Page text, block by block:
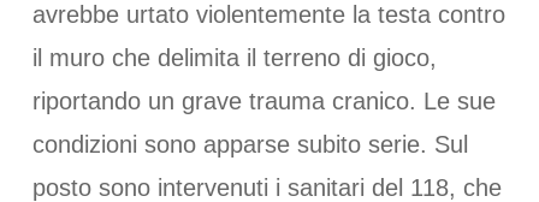
avrebbe urtato violentemente la testa contro
il muro che delimita il terreno di gioco,
riportando un grave trauma cranico. Le sue
condizioni sono apparse subito serie. Sul
posto sono intervenuti i sanitari del 118, che